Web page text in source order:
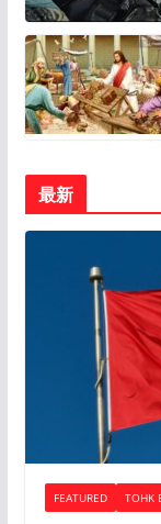
最新
FEATURED TOHK